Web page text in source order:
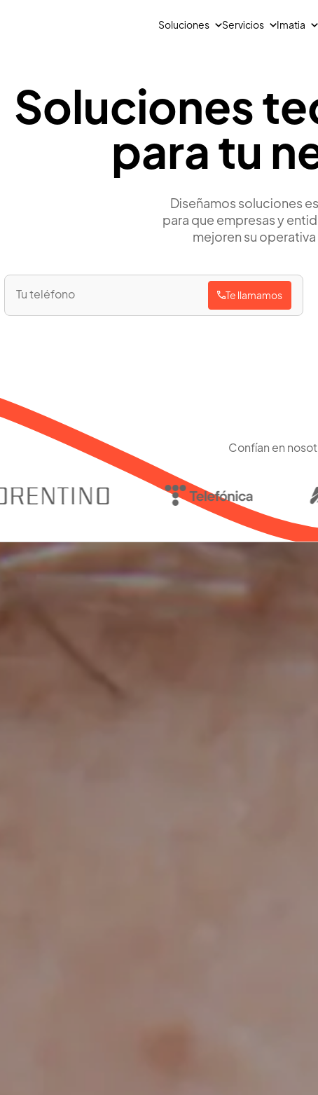
Soluciones
Moda y sector textil
Gestión integral textil
Todos los canales conectados en un
Servicios
Desarrollo de
Análisis de datos
Gestión y
Imatia
Soluciones
para tu
Diseñamos soluciones
para que empresas y
mejoren su operativa
Te llamamos
Confían en